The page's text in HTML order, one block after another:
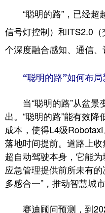
“聪明的路”，已经超
信号灯控制）和ITS2.0
个深度融合感知、通信、
“聪明的路”如何布
当“聪明的路”从盆景
出。“聪明的路”能有效
成本，使得L4级
落地时间提前。道路上
超自动驾驶本身，它能为
应急管理提供前所未有的
多感合一”，推动智慧城
赛迪顾问预测，到